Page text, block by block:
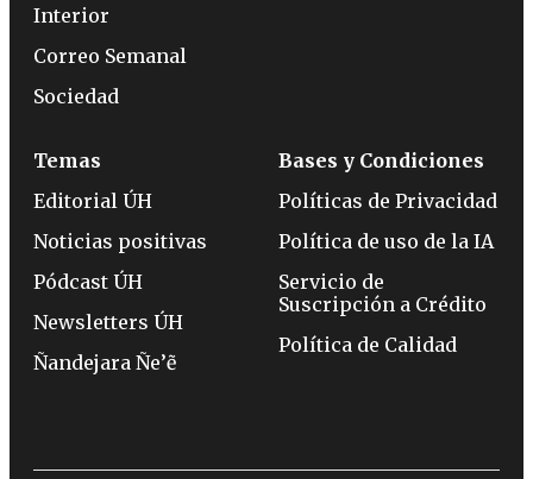
Interior
Correo Semanal
Sociedad
Temas
Editorial ÚH
Noticias positivas
Pódcast ÚH
Newsletters ÚH
Ñandejara Ñe’ẽ
Bases y Condiciones
Políticas de Privacidad
Política de uso de la IA
Servicio de
Suscripción a Crédito
Política de Calidad